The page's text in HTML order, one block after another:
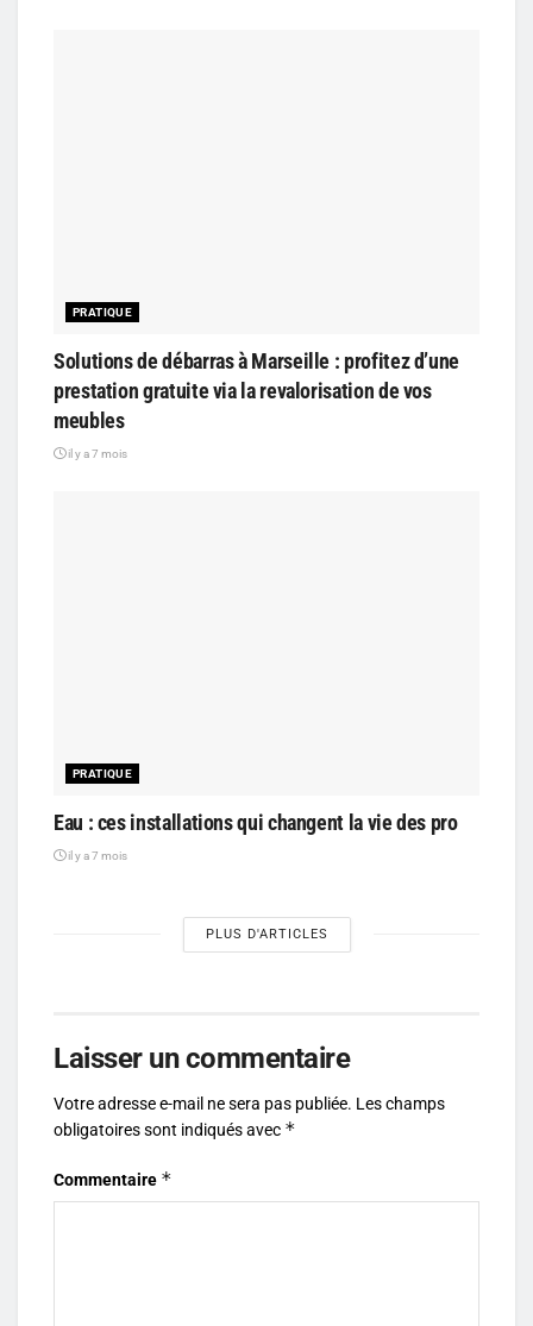
PRATIQUE
Solutions de débarras à Marseille : profitez d’une
prestation gratuite via la revalorisation de vos
meubles
il y a 7 mois
PRATIQUE
Eau : ces installations qui changent la vie des pro
il y a 7 mois
PLUS D'ARTICLES
Laisser un commentaire
Votre adresse e-mail ne sera pas publiée. Les champs
obligatoires sont indiqués avec *
Commentaire *